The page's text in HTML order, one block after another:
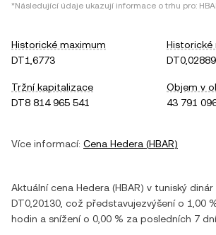
*Následující údaje ukazují informace o trhu pro:
Historické maximum
DT1,6773
Historické
Tržní kapitalizace
DT8 814 965 541
Objem v
43 791
Více informací: Cena Hedera (HBAR)
Aktuální cena Hedera (HBAR) v tuniský dinár
DT0,20130 , což představujezvýšenío 1,00
hodin a sníženío 0,00 % za posledních 7